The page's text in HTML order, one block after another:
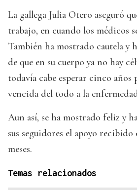
La gallega Julia Otero aseguró
trabajo, en cuando los médicos
También ha mostrado cautela y
de que en su cuerpo ya no hay
todavía cabe esperar cinco años
vencida del todo a la
Aun así, se ha mostrado feliz y
sus seguidores el apoyo
meses.
Temas relacionados